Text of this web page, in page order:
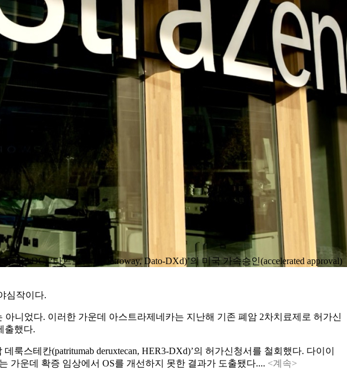
(ADC) ‘다트로웨이(Datroway, Dato-DXd)’의 미국 가속승인(accelerated approval)
심작이다.
니었다. 이러한 가운데 아스트라제네카는 지난해 기존 폐암 2차치료제로 허가신
출했다.
스테칸(patritumab deruxtecan, HER3-DXd)’의 허가신청서를 철회했다. 다이이
가운데 확증 임상에서 OS를 개선하지 못한 결과가 도출됐다.... <계속>